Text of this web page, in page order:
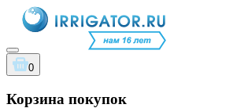
0
Корзина покупок